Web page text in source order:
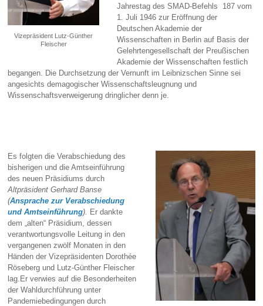
Vizepräsident Lutz-Günther
Fleischer
Jahrestag des SMAD-Befehls 187 vom
1. Juli 1946 zur Eröffnung der
Deutschen Akademie der
Wissenschaften in Berlin auf Basis der
Gelehrtengesellschaft der Preußischen
Akademie der Wissenschaften festlich
begangen. Die Durchsetzung der Vernunft im Leibnizschen Sinne sei
angesichts demagogischer Wissenschaftsleugnung und
Wissenschaftsverweigerung dringlicher denn je.
Es folgten die Verabschiedung des
bisherigen und die Amtseinführung
des neuen Präsidiums durch
Altpräsident Gerhard Banse
(Ansprache zur Verabschiedung
und Amtseinführung). Er dankte
dem „alten“ Präsidium, dessen
verantwortungsvolle Leitung in den
vergangenen zwölf Monaten in den
Händen der Vizepräsidenten Dorothée
Röseberg und Lutz-Günther Fleischer
lag.Er verwies auf die Besonderheiten
der Wahldurchführung unter
Pandemiebedingungen durch